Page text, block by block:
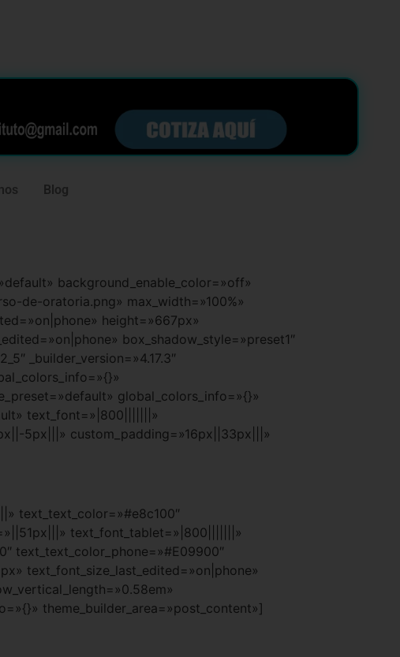
Blog
background_enable_color=»off»
de-oratoria.png» max_width=»100%»
height=»667px»
box_shadow_style=»preset1″
_builder_version=»4.17.3″
global_colors_info=»{}»
text_font=»|800|||||||»
5px|||» custom_padding=»16px||33px|||»
text_text_color=»#e8c100″
text_font_tablet=»|800|||||||»
text_text_color_phone=»#E09900″
text_font_size_last_edited=»on|phone»
theme_builder_area=»post_content»]